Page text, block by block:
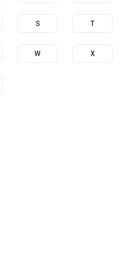
S T
W X